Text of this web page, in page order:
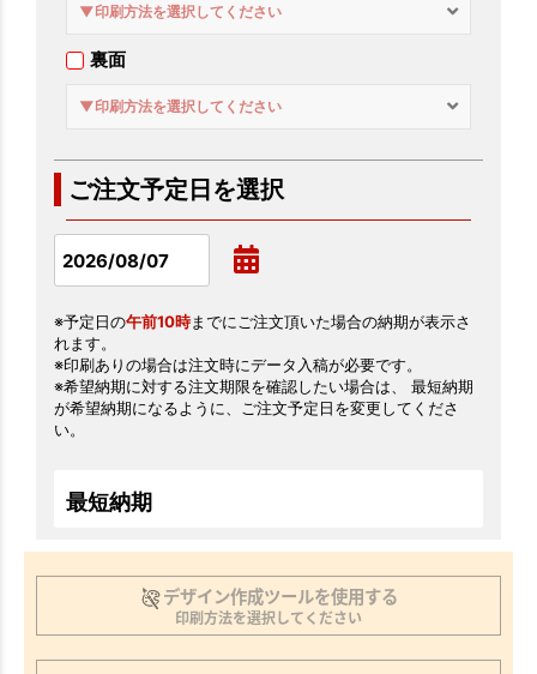
▼印刷方法を選択してください
裏面
▼印刷方法を選択してください
ご注文予定日を選択
※予定日の午前10時までにご注文頂いた場合の納期が表示さ
れます。
※印刷ありの場合は注文時にデータ入稿が必要です。
※希望納期に対する注文期限を確認したい場合は、 最短納期
が希望納期になるように、ご注文予定日を変更してくださ
い。
最短納期
デザイン作成ツールを使用する
印刷方法を選択してください